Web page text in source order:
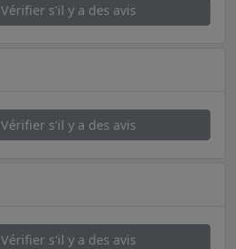
Vérifier s'il y a des avis
Vérifier s'il y a des avis
Vérifier s'il y a des avis